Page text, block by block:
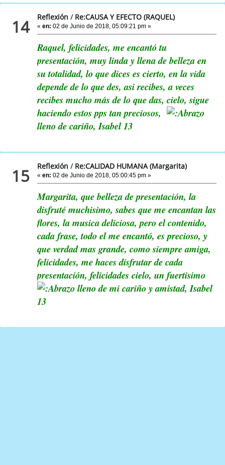
14 Reflexión / Re:CAUSA Y EFECTO (RAQUEL)
«en: 02 de Junio de 2018, 05:09:21 pm »
Raquel, felicidades, me encantó tu
presentación, muy linda y llena de belleza en
su totalidad, lo que dices es cierto, en la vida
depende de lo que des, asi recibes, a veces
recibes mucho más de lo que das, cielo, sigue
haciendo estos pps tan preciosos,
lleno de cariño, Isabel 13
15 Reflexión / Re:CALIDAD HUMANA (Margarita)
«en: 02 de Junio de 2018, 05:00:45 pm »
Margarita, que belleza de presentación, la
disfruté muchisimo, sabes que me encantan las
flores, la musica deliciosa, pero el contenido,
cada frase, todo el me encantó, es precioso, y
que verdad mas grande, como siempre amiga,
felicidades, me haces disfrutar de cada
presentación, felicidades cielo, un fuertisimo
lleno de mi cariño y amistad, Isabel
13